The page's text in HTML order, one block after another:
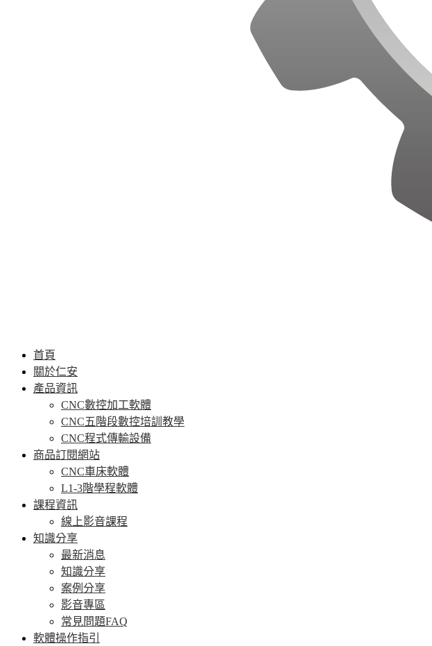
首頁
關於仁安
產品資訊
CNC數控加工軟體
CNC五階段數控培訓教學
CNC程式傳輸設備
商品訂閱網站
CNC車床軟體
L1-3階學程軟體
課程資訊
線上影音課程
知識分享
最新消息
知識分享
案例分享
影音專區
常見問題FAQ
軟體操作指引